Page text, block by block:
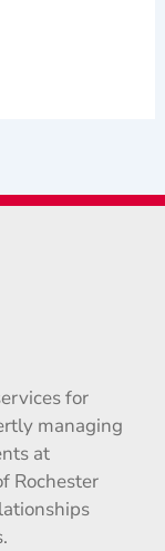
for
managing
at
Rochester